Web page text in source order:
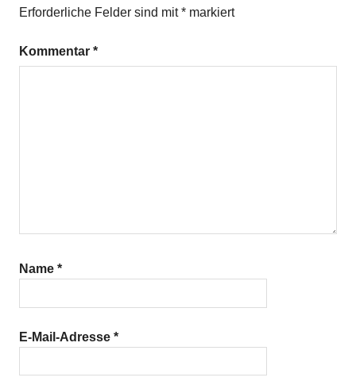
Erforderliche Felder sind mit* markiert
Kommentar *
Name *
E-Mail-Adresse *